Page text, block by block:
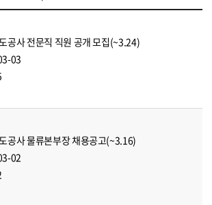
공사 전문직 직원 공개 모집(~3.24)
03
공사 물류본부장 채용공고(~3.16)
02